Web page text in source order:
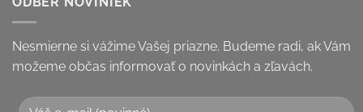
Nesmierne si vážime Vašej priazne. Budeme radi, ak Vám
možeme občas informovať o novinkách a zľavách.